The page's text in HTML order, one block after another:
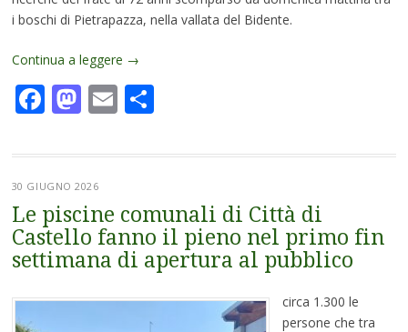
i boschi di Pietrapazza, nella vallata del Bidente.
Continua a leggere →
Facebook
Mastodon
EmailCondividi
30 GIUGNO 2026
Le piscine comunali di Città di
Castello fanno il pieno nel primo fin
settimana di apertura al pubblico
circa 1.300 le
persone che tra